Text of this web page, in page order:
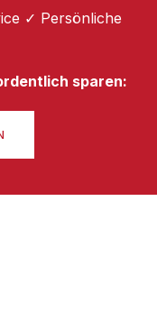
✓ Persönliche
sparen: